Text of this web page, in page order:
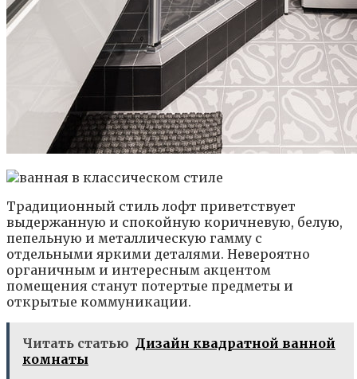
Традиционный стиль лофт приветствует
выдержанную и спокойную коричневую, белую,
пепельную и металлическую гамму с
отдельными яркими деталями. Невероятно
органичным и интересным акцентом
помещения станут потертые предметы и
открытые коммуникации.
Читать статью Дизайн квадратной ванной
комнаты